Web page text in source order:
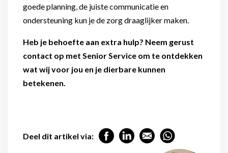
goede planning, de juiste communicatie en
ondersteuning kun je de zorg draaglijker maken.
Heb je behoefte aan extra hulp? Neem gerust
contact op met Senior Service om te ontdekken
wat wij voor jou en je dierbare kunnen
betekenen.
Deel dit artikel via: